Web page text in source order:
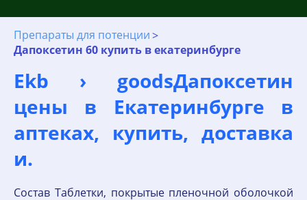
Препараты для потенции
Дапоксетин 60 купить в екатеринбурге
Ekb › goodsДапоксетин
цены в Екатеринбурге в
аптеках, купить, доставка
и.
Состав Таблетки, покрытые пленочной оболочкой